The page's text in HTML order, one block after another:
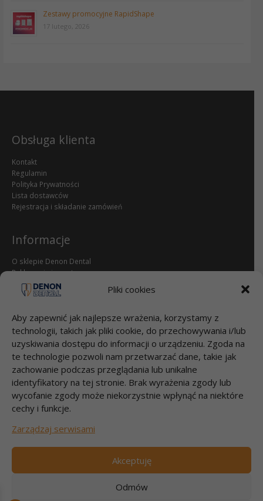
Pliki cookies
Aby zapewnić jak najlepsze wrażenia, korzystamy z
technologii, takich jak pliki cookie, do przechowywania i/lub
uzyskiwania dostępu do informacji o urządzeniu. Zgoda na
te technologie pozwoli nam przetwarzać dane, takie jak
zachowanie podczas przeglądania lub unikalne
identyfikatory na tej stronie. Brak wyrażenia zgody lub
wycofanie zgody może niekorzystnie wpłynąć na niektóre
cechy i funkcje.
Zarządzaj serwisami
Akceptuję
Odmów
Zestawy promocyjne RapidShape
17 lutego, 2026
Obsługa klienta
Kontakt
Regulamin
Polityka Prywatności
Lista dostawców
Rejestracja i składanie zamówień
Informacje
O sklepie Denon Dental
Reklamacje i zwroty
dental.pl
Przelewy
Bank Millenium S.A.
95 1160 2202 0000 0000 2812 4826
DENON DENTAL Sp. z o.o.
Łubna 56
05-532 ŁUBNA
Szybki kontakt
pon-pt godz.9:00-17:00